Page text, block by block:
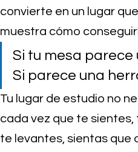
convierte en un lugar
muestra cómo
Si tu mesa
Si parece una
Tu lugar de estudio no
cada vez que te
te levantes, sientas que